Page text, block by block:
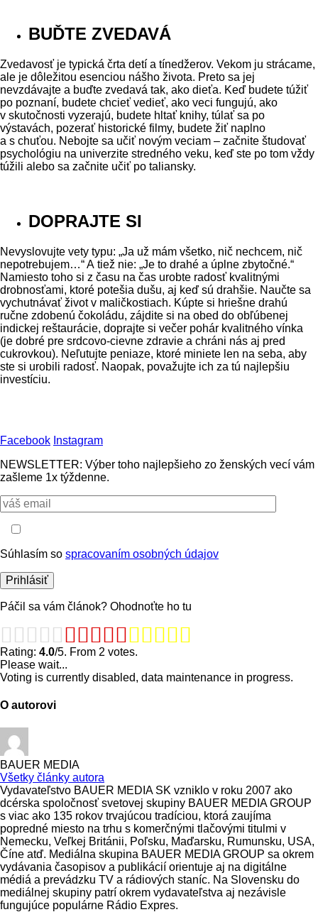
BUĎTE ZVEDAVÁ
Zvedavosť je typická črta detí a tínedžerov. Vekom ju strácame,
ale je dôležitou esenciou nášho života. Preto sa jej
nevzdávajte a buďte zvedavá tak, ako dieťa. Keď budete túžiť
po poznaní, budete chcieť vedieť, ako veci fungujú, ako
v skutočnosti vyzerajú, budete hltať knihy, túlať sa po
výstavách, pozerať historické filmy, budete žiť naplno
a s chuťou. Nebojte sa učiť novým veciam – začnite študovať
psychológiu na univerzite stredného veku, keď ste po tom vždy
túžili alebo sa začnite učiť po taliansky.
DOPRAJTE SI
Nevyslovujte vety typu: „Ja už mám všetko, nič nechcem, nič
nepotrebujem…“ A tiež nie: „Je to drahé a úplne zbytočné.“
Namiesto toho si z času na čas urobte radosť kvalitnými
drobnosťami, ktoré potešia dušu, aj keď sú drahšie. Naučte sa
vychutnávať život v maličkostiach. Kúpte si hriešne drahú
ručne zdobenú čokoládu, zájdite si na obed do obľúbenej
indickej reštaurácie, doprajte si večer pohár kvalitného vínka
(je dobré pre srdcovo-cievne zdravie a chráni nás aj pred
cukrovkou). Neľutujte peniaze, ktoré miniete len na seba, aby
ste si urobili radosť. Naopak, považujte ich za tú najlepšiu
investíciu.
Facebook Instagram
NEWSLETTER: Výber toho najlepšieho zo ženských vecí vám
zašleme 1x týždenne.
Súhlasím so spracovaním osobných údajov
Páčil sa vám článok? Ohodnoťte ho tu
Rating: 4.0/5. From 2 votes.
Please wait...
Voting is currently disabled, data maintenance in progress.
O autorovi
BAUER MEDIA
Všetky články autora
Vydavateľstvo BAUER MEDIA SK vzniklo v roku 2007 ako
dcérska spoločnosť svetovej skupiny BAUER MEDIA GROUP
s viac ako 135 rokov trvajúcou tradíciou, ktorá zaujíma
popredné miesto na trhu s komerčnými tlačovými titulmi v
Nemecku, Veľkej Británii, Poľsku, Maďarsku, Rumunsku, USA,
Číne atď. Mediálna skupina BAUER MEDIA GROUP sa okrem
vydávania časopisov a publikácií orientuje aj na digitálne
médiá a prevádzku TV a rádiových staníc. Na Slovensku do
mediálnej skupiny patrí okrem vydavateľstva aj nezávisle
fungujúce populárne Rádio Expres.